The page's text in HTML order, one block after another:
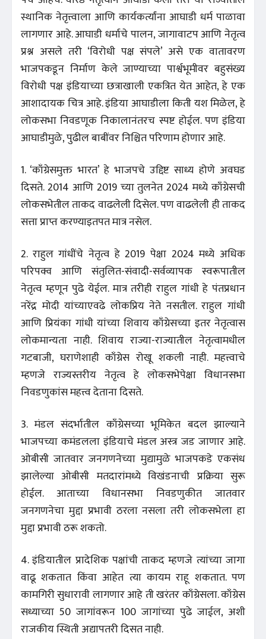
स्थानिक नेतृत्त्वाला आणि कार्यकर्त्यांना आघाडी धर्म पाळावा
लागणार आहे. आघाडी धर्माचे पालन, जागावाटप आणि नेतृत्व
प्रश्न असले तरी ‘विरोधी पक्ष संपले’ असे एक वातावरण
भाजपकडून निर्माण केले जाण्याच्या पार्श्वभूमीवर बहुसंख्य
विरोधी पक्ष इंडियाच्या छत्राखाली एकत्रित येत आहेत, हे एक
आशादायक चित्र आहे. इंडिया आघाडीला किती यश मिळेल, हे
लोकसभा निवडणूक निकालानंतरच स्पष्ट होईल. पण इंडिया
आघाडीमुळे, पुढील बाबींवर निश्चित परिणाम होणार आहे.
1. ‘काँग्रेसमुक्त भारत’ हे भाजपचे उद्दिष्ट साध्य होणे अवघड
दिसते. 2014 आणि 2019 च्या तुलनेत 2024 मध्ये काँग्रेसची
लोकसभेतील ताकद वाढलेली दिसेल. पण वाढलेली ही ताकद
सत्ता प्राप्त करण्याइतपत मात्र नसेल.
2. राहुल गांधींचे नेतृत्व हे 2019 पेक्षा 2024 मध्ये अधिक
परिपक्व आणि संतुलित-संवादी-सर्वव्यापक स्वरूपातील
नेतृत्व म्हणून पुढे येईल. मात्र तरीही राहुल गांधी हे पंतप्रधान
नरेंद्र मोदी यांच्याएवढे लोकप्रिय नेते नसतील. राहुल गांधी
आणि प्रियंका गांधी यांच्या शिवाय काँग्रेसच्या इतर नेतृत्वास
लोकमान्यता नाही. शिवाय राज्या-राज्यातील नेतृत्वामधील
गटबाजी, घराणेशाही काँग्रेस रोखू शकली नाही. महत्त्वाचे
म्हणजे राज्यस्तरीय नेतृत्व हे लोकसभेपेक्षा विधानसभा
निवडणुकांस महत्त्व देताना दिसते.
3. मंडल संदर्भातील काँग्रेसच्या भूमिकेत बदल झाल्याने
भाजपच्या कमंडलला इंडियाचे मंडल अस्त्र जड जाणार आहे.
ओबीसी जातवार जनगणनेच्या मुद्यामुळे भाजपकडे एकसंध
झालेल्या ओबीसी मतदारांमध्ये विखंडनाची प्रक्रिया सुरू
होईल. आताच्या विधानसभा निवडणुकीत जातवार
जनगणनेचा मुद्दा प्रभावी ठरला नसला तरी लोकसभेला हा
मुद्दा प्रभावी ठरू शकतो.
4. इंडियातील प्रादेशिक पक्षांची ताकद म्हणजे त्यांच्या जागा
वाढू शकतात किंवा आहेत त्या कायम राहू शकतात. पण
कामगिरी सुधारावी लागणार आहे ती खरंतर काँग्रेसला. काँग्रेस
सध्याच्या 50 जागांवरून 100 जागांच्या पुढे जाईल, अशी
राजकीय स्थिती अद्यापतरी दिसत नाही.